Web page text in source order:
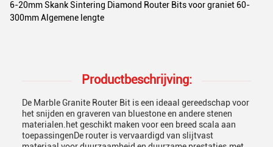
6-20mm Skank Sintering Diamond Router Bits voor graniet 60-
300mm Algemene lengte
Productbeschrijving:
De Marble Granite Router Bit is een ideaal gereedschap voor
het snijden en graveren van bluestone en andere stenen
materialen.het geschikt maken voor een breed scala aan
toepassingenDe router is vervaardigd van slijtvast